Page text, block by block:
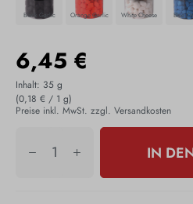
Black Garlic Orange Garlic White Cheese Blue
6,45 €
Inhalt: 35 g
(0,18 € / 1 g)
Preise inkl. MwSt. zzgl. Versandkosten
IN